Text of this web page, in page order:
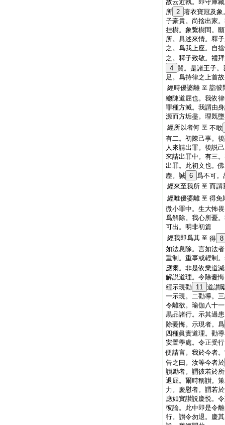
故云近執。即守庫
所 2 著衣寶冠及象
子豪貴。尚捨出家
挂樹。象繋樹間。
所。具述來情。釋
之。爲我上座。自
之。釋子致敬。禮
4 賛。是諸王子
足。爲持律之上首
經時優婆離 至 詣彼
總陳道屈也。我依
罪種方滅。我謂由
源而方垢盡。理既
經所以者何 至 不敢
有二。初陳己事。
人來請出罪。後説
來請出罪中。有三
出罪。此初文也。
塵。誠 6 爲不可。
經來至我所 至 而謂
經唯優婆離 至 得免
微小罪中。生大怖
爲解除。我心所憂
可出。明非初篇
經我即爲其 至 得 8
如法息除。言如法
重制。重事或輕制
應爾。非是依業道
解説道理。令除憂
經示現勸 11 道讃
一示現。二勸導。
令離欲。瑜伽八十
黒品諸行。示其過
除憂悔。示現者。爲
四種眞實道理。勸
安置學處。令正受
便請言。我於今者
告之曰。汝等今者於
讃勵者。謂彼若於
退屈。爾時稱讃。
力。慶慰者。謂若
應如實讃説慶悦。
彼論。此中即是令
行。讃令勿退。慶